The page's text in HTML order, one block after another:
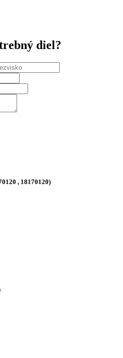
diel?
, 18170120)